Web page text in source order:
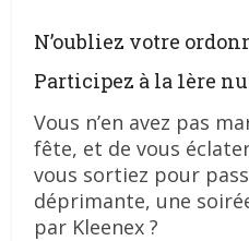
N’oubliez votre
Participez à la 1ère
Vous n’en avez pas
fête, et de vous
vous sortiez pour
déprimante, une
par Kleenex ?